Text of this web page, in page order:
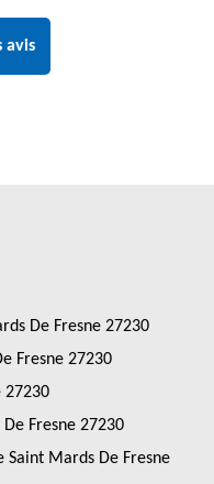
avis
De Fresne 27230
Fresne 27230
27230
Fresne 27230
Saint Mards De Fresne